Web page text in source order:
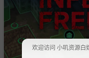
欢迎访问 小叽资源白